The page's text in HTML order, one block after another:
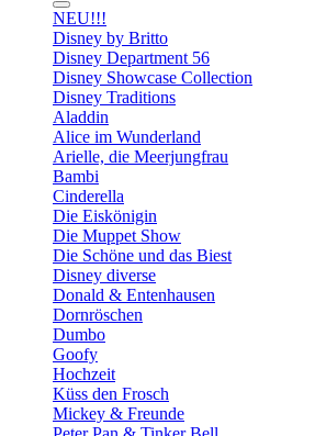
NEU!!!
Disney by Britto
Disney Department 56
Disney Showcase Collection
Disney Traditions
Aladdin
Alice im Wunderland
Arielle, die Meerjungfrau
Bambi
Cinderella
Die Eiskönigin
Die Muppet Show
Die Schöne und das Biest
Disney diverse
Donald & Entenhausen
Dornröschen
Dumbo
Goofy
Hochzeit
Küss den Frosch
Mickey & Freunde